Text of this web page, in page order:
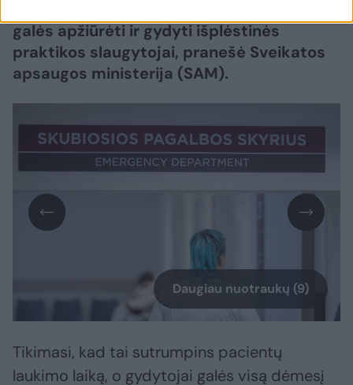
galės apžiūrėti ir gydyti išplėstinės
praktikos slaugytojai, pranešė Sveikatos
apsaugos ministerija (SAM).
Daugiau nuotraukų (9)
Tikimasi, kad tai sutrumpins pacientų
laukimo laiką, o gydytojai galės visą dėmesį